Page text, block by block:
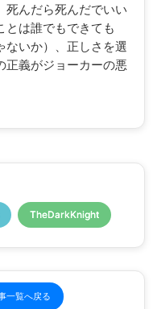
死んだら死んだでいい
とは誰でもできても
ないか）、正しさを選
正義がジョーカーの悪
TheDarkKnight
一覧へ戻る